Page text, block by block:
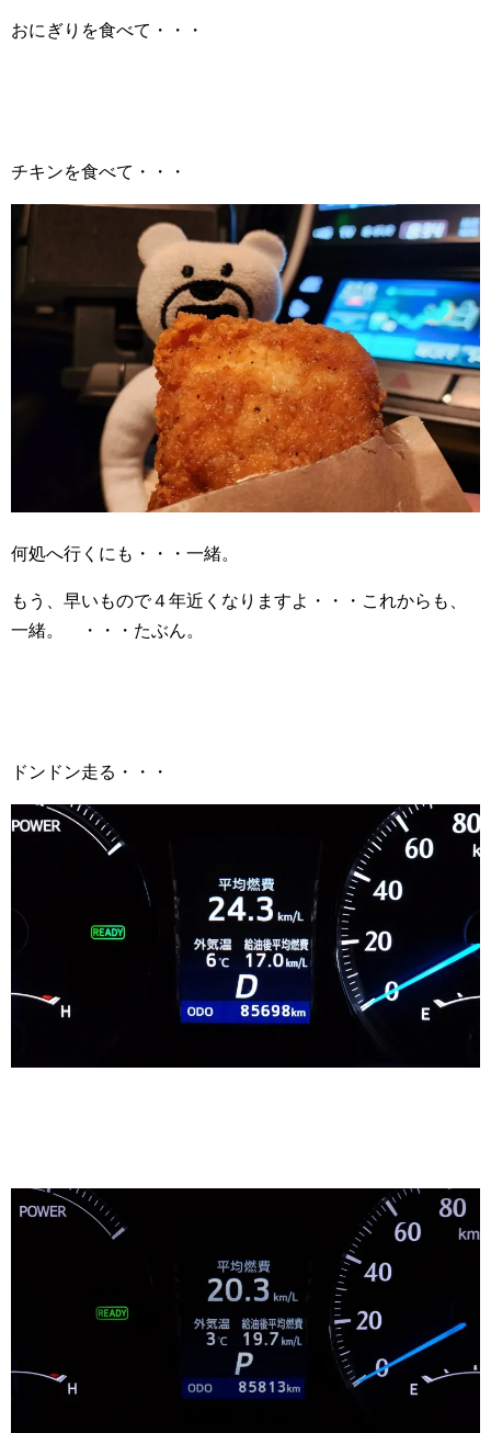
おにぎりを食べて・・・
チキンを食べて・・・
何処へ行くにも・・・一緒。
もう、早いもので４年近くなりますよ・・・これからも、
一緒。 ・・・たぶん。
ドンドン走る・・・